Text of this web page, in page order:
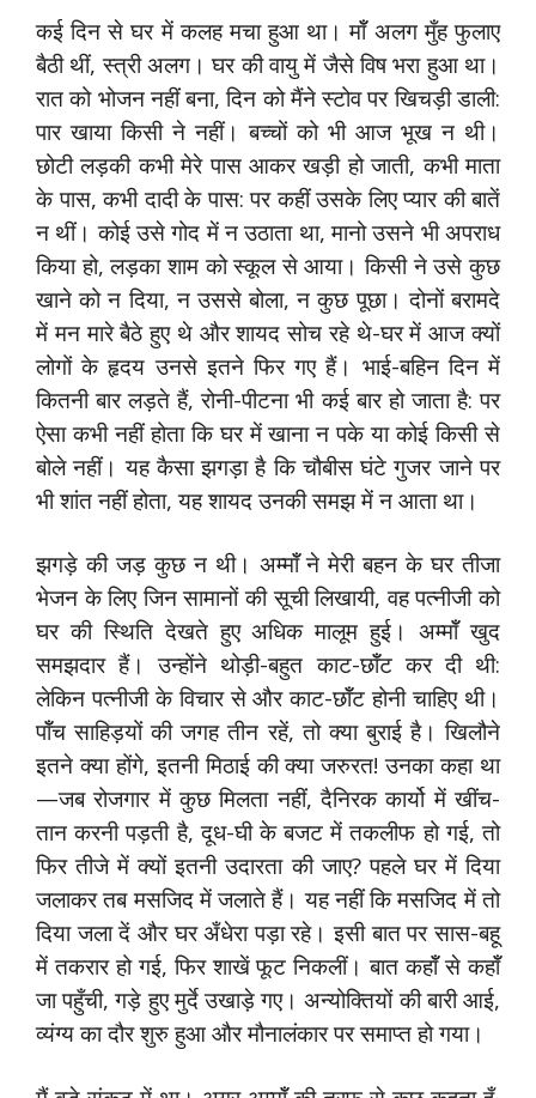
कई दिन से घर में कलह मचा हुआ था। मॉँ अलग मुँह फुलाए
बैठी थीं, स्त्री अलग। घर की वायु में जैसे विष भरा हुआ था।
रात को भोजन नहीं बना, दिन को मैंने स्टोव पर खिचड़ी डाली:
पार खाया किसी ने नहीं। बच्चों को भी आज भूख न थी।
छोटी लड़की कभी मेरे पास आकर खड़ी हो जाती, कभी माता
के पास, कभी दादी के पास: पर कहीं उसके लिए प्यार की बातें
न थीं। कोई उसे गोद में न उठाता था, मानो उसने भी अपराध
किया हो, लड़का शाम को स्कूल से आया। किसी ने उसे कुछ
खाने को न दिया, न उससे बोला, न कुछ पूछा। दोनों बरामदे
में मन मारे बैठे हुए थे और शायद सोच रहे थे-घर में आज क्यों
लोगों के हृदय उनसे इतने फिर गए हैं। भाई-बहिन दिन में
कितनी बार लड़ते हैं, रोनी-पीटना भी कई बार हो जाता है: पर
ऐसा कभी नहीं होता कि घर में खाना न पके या कोई किसी से
बोले नहीं। यह कैसा झगड़ा है कि चौबीस घंटे गुजर जाने पर
भी शांत नहीं होता, यह शायद उनकी समझ में न आता था।
झगड़े की जड़ कुछ न थी। अम्मॉँ ने मेरी बहन के घर तीजा
भेजन के लिए जिन सामानों की सूची लिखायी, वह पत्नीजी को
घर की स्थिति देखते हुए अधिक मालूम हुई। अम्मॉँ खुद
समझदार हैं। उन्होंने थोड़ी-बहुत काट-छॉँट कर दी थी:
लेकिन पत्नीजी के विचार से और काट-छॉँट होनी चाहिए थी।
पॉँच साहिड़यों की जगह तीन रहें, तो क्या बुराई है। खिलौने
इतने क्या होंगे, इतनी मिठाई की क्या जरुरत! उनका कहा था
—जब रोजगार में कुछ मिलता नहीं, दैनिरक कार्यो में खींच-
तान करनी पड़ती है, दूध-घी के बजट में तकलीफ हो गई, तो
फिर तीजे में क्यों इतनी उदारता की जाए? पहले घर में दिया
जलाकर तब मसजिद में जलाते हैं। यह नहीं कि मसजिद में तो
दिया जला दें और घर अँधेरा पड़ा रहे। इसी बात पर सास-बहू
में तकरार हो गई, फिर शाखें फूट निकलीं। बात कहॉँ से कहॉँ
जा पहुँची, गड़े हुए मुर्दे उखाड़े गए। अन्योक्तियों की बारी आई,
व्यंग्य का दौर शुरु हुआ और मौनालंकार पर समाप्त हो गया।